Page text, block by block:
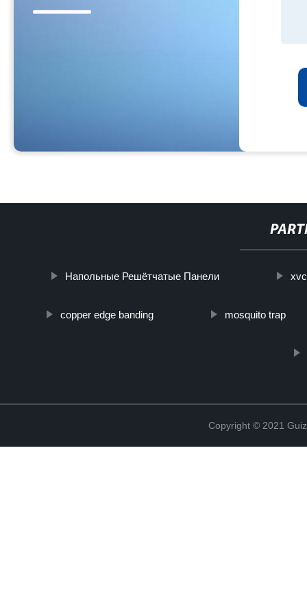
Напольные Решётчатые Панели
copper edge banding mosquito trap
Copyright © 2021